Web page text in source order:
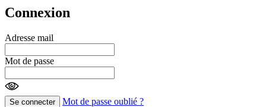
Connexion
Adresse mail
Mot de passe
Se connecter Mot de passe oublié ?